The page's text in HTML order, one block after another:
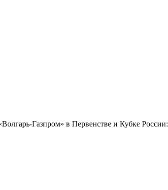
Газпром» в Первенстве и Кубке России: